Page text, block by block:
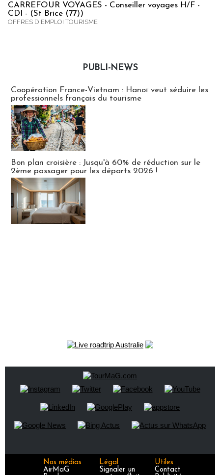
CARREFOUR VOYAGES - Conseiller voyages H/F -
CDI - (St Brice (77))
OFFRES D'EMPLOI TOURISME
PUBLI-NEWS
Coopération France-Vietnam : Hanoï veut séduire les
professionnels français du tourisme
Bon plan croisière : Jusqu'à 60% de réduction sur le
2ème passager pour les départs 2026 !
Nos médias
AirMaG
Légal
Signaler un
Utiles
Contact